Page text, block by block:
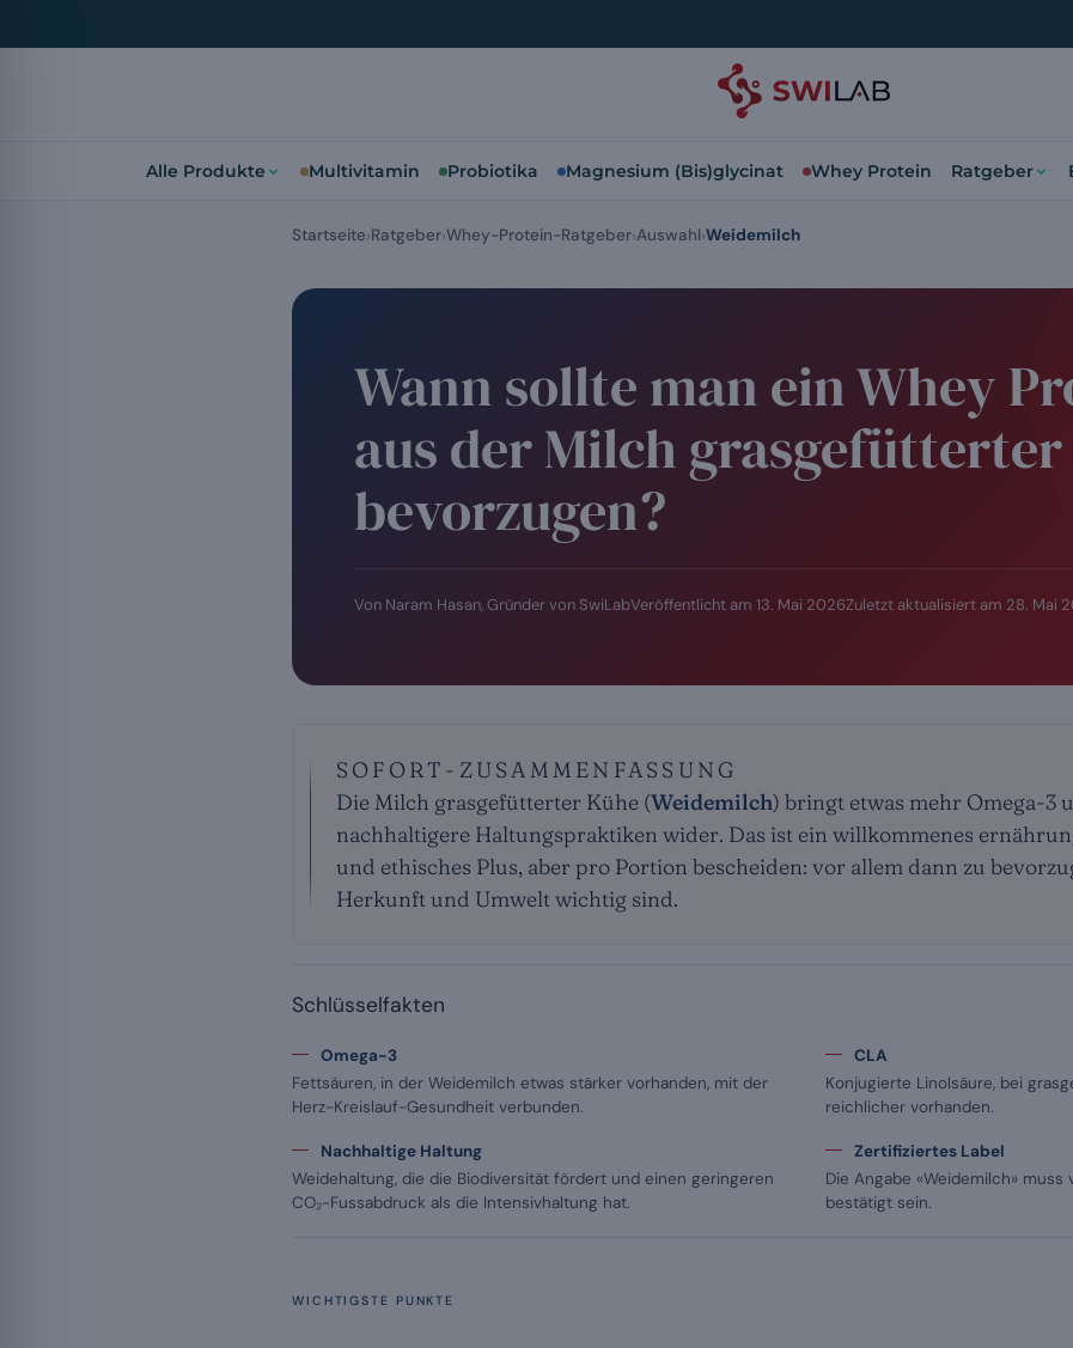
Alle Produkte Multivitamin Probiotika Magnesium (Bis)glycinat Whey Protein Ratgeber
Wann sollte man ein Whey
aus der Milch grasgefütterter
bevorzugen?
Von Naram Hasan, Gründer von SwiLabVeröffentlicht am 13. Mai 2026Zuletzt aktualisiert am 28. Mai
SOFORT-ZUSAMMENFASSUNG
Die Milch grasgefütterter Kühe (Weidemilch) bringt etwas mehr Omega-3
nachhaltigere Haltungspraktiken wider. Das ist ein willkommenes
und ethisches Plus, aber pro Portion bescheiden: vor allem dann zu
Herkunft und Umwelt wichtig sind.
Schlüsselfakten
Omega-3
Fettsäuren, in der Weidemilch etwas stärker vorhanden, mit der
Herz-Kreislauf-Gesundheit verbunden.
CLA
Konjugierte Linolsäure, bei
reichlicher vorhanden.
Nachhaltige Haltung
Weidehaltung, die die Biodiversität fördert und einen geringeren
CO₂-Fussabdruck als die Intensivhaltung hat.
Zertifiziertes Label
Die Angabe «Weidemilch»
bestätigt sein.
WICHTIGSTE PUNKTE
Startseite Ratgeber Whey-Protein-Ratgeber Auswahl Weidemilch